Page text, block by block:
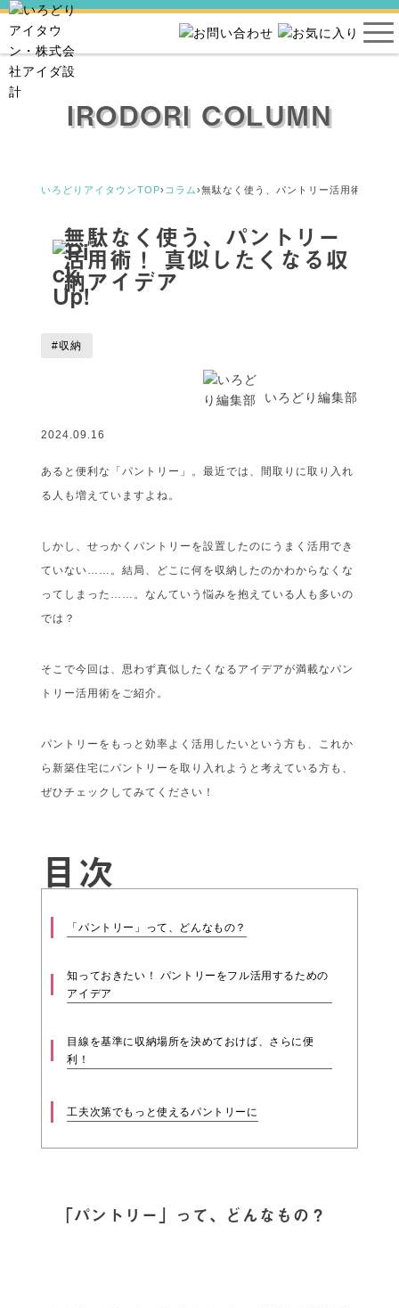
IRODORI COLUMN
いろどりアイタウンTOP› コラム›無駄なく使う、パントリー活用術！ 真
無駄なく使う、パントリー
活用術！ 真似したくなる収
納アイデア
#収納
いろどり編集部
2024.09.16
あると便利な「パントリー」。最近では、間取りに取り入れ
る人も増えていますよね。
しかし、せっかくパントリーを設置したのにうまく活用でき
ていない……。結局、どこに何を収納したのかわからなくな
ってしまった……。なんていう悩みを抱えている人も多いの
では？
そこで今回は、思わず真似したくなるアイデアが満載なパン
トリー活用術をご紹介。
パントリーをもっと効率よく活用したいという方も、これか
ら新築住宅にパントリーを取り入れようと考えている方も、
ぜひチェックしてみてください！
目次
​​「パントリー」って、どんなもの？
知っておきたい！ パントリーをフル活用するための
アイデア
目線を基準に収納場所を決めておけば、さらに便
利！
工夫次第でもっと使えるパントリーに
​​「パントリー」って、どんなもの？